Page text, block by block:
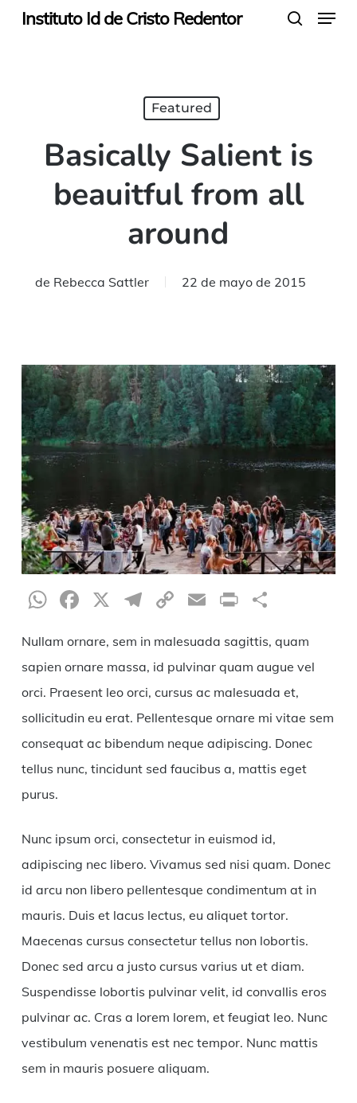
SkipInstituto Id de Cristo Redentor Menu
Featured
Basically Salient is
beauitful from all
around
de Rebecca Sattler 22 de mayo de 2015
WhatsApp
Facebook
X Telegram
CopyEmailPrint
Nullam ornare, sem in malesuada sagittis, quam
sapien ornare massa, id pulvinar quam augue vel
orci. Praesent leo orci, cursus ac malesuada et,
sollicitudin eu erat. Pellentesque ornare mi vitae sem
consequat ac bibendum neque adipiscing. Donec
tellus nunc, tincidunt sed faucibus a, mattis eget
purus.
Nunc ipsum orci, consectetur in euismod id,
adipiscing nec libero. Vivamus sed nisi quam. Donec
id arcu non libero pellentesque condimentum at in
mauris. Duis et lacus lectus, eu aliquet tortor.
Maecenas cursus consectetur tellus non lobortis.
Donec sed arcu a justo cursus varius ut et diam.
Suspendisse lobortis pulvinar velit, id convallis eros
pulvinar ac. Cras a lorem lorem, et feugiat leo. Nunc
vestibulum venenatis est nec tempor. Nunc mattis
sem in mauris posuere aliquam.